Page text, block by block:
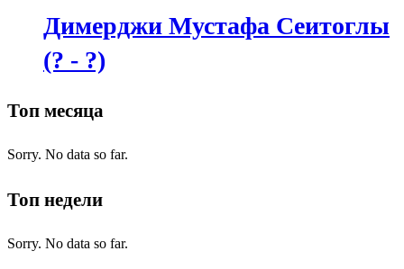
Димерджи Мустафа Сеитоглы
(? - ?)
Топ месяца
Sorry. No data so far.
Топ недели
Sorry. No data so far.